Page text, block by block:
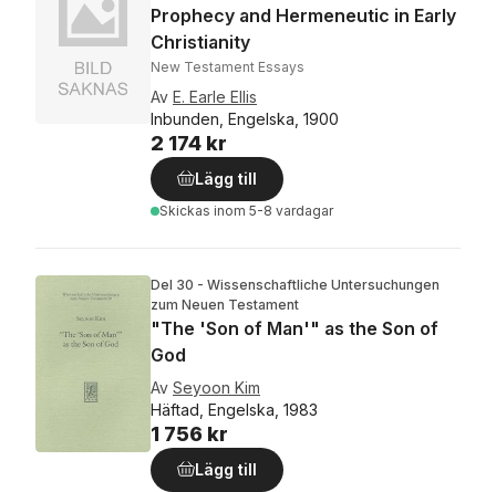
Prophecy and Hermeneutic in Early
Christianity
New Testament Essays
Av E. Earle Ellis
Inbunden, Engelska, 1900
2 174 kr
Lägg till
Skickas inom 5-8 vardagar
Del 30 - Wissenschaftliche Untersuchungen
zum Neuen Testament
"The 'Son of Man'" as the Son of
God
Av Seyoon Kim
Häftad, Engelska, 1983
1 756 kr
Lägg till